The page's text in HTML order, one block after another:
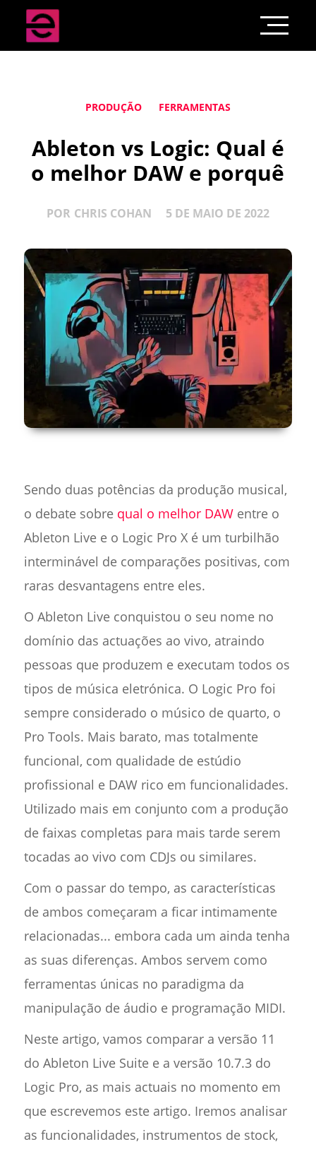
PRODUÇÃO FERRAMENTAS
Ableton vs Logic: Qual é
o melhor DAW e porquê
POR CHRIS COHAN 5 DE MAIO DE 2022
Sendo duas potências da produção musical,
o debate sobre qual o melhor DAWentre o
Ableton Live e o Logic Pro X é um turbilhão
interminável de comparações positivas, com
raras desvantagens entre eles.
O Ableton Live conquistou o seu nome no
domínio das actuações ao vivo, atraindo
pessoas que produzem e executam todos os
tipos de música eletrónica. O Logic Pro foi
sempre considerado o músico de quarto, o
Pro Tools. Mais barato, mas totalmente
funcional, com qualidade de estúdio
profissional e DAW rico em funcionalidades.
Utilizado mais em conjunto com a produção
de faixas completas para mais tarde serem
tocadas ao vivo com CDJs ou similares.
Com o passar do tempo, as características
de ambos começaram a ficar intimamente
relacionadas... embora cada um ainda tenha
as suas diferenças. Ambos servem como
ferramentas únicas no paradigma da
manipulação de áudio e programação MIDI.
Neste artigo, vamos comparar a versão 11
do Ableton Live Suite e a versão 10.7.3 do
Logic Pro, as mais actuais no momento em
que escrevemos este artigo. Iremos analisar
as funcionalidades, instrumentos de stock,